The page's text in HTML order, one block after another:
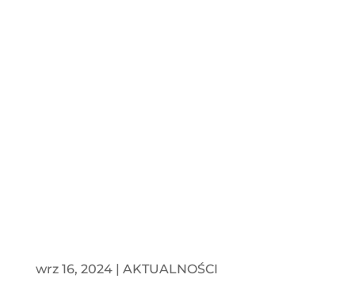
wrz 16, 2024| AKTUALNOŚCI